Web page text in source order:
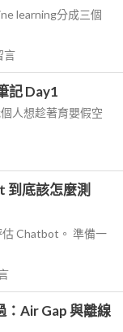
learning分成三個
言
記 Day1
人想趁著育嬰假空
到底該怎麼測
Chatbot。 準備一
：Air Gap 與離線